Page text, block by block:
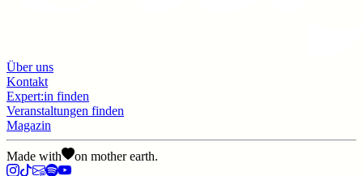
Über uns
Kontakt
Expert:in finden
Veranstaltungen finden
Magazin
Made with on mother earth.